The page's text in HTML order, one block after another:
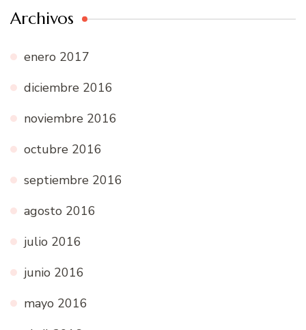
Archivos
enero 2017
diciembre 2016
noviembre 2016
octubre 2016
septiembre 2016
agosto 2016
julio 2016
junio 2016
mayo 2016